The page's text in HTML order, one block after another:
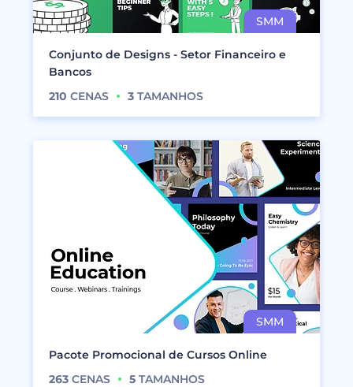
Conjunto de Designs - Setor Financeiro e
Bancos
210 CENAS 3 TAMANHOS
Pacote Promocional de Cursos Online
263 CENAS 5 TAMANHOS